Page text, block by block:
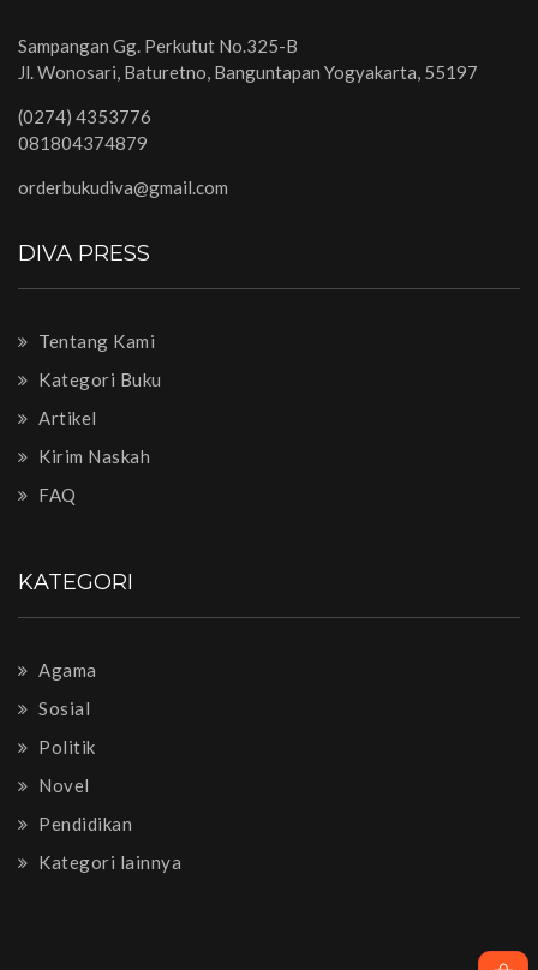
Sampangan Gg. Perkutut No.325-B
Jl. Wonosari, Baturetno, Banguntapan Yogyakarta, 55197
(0274) 4353776
081804374879
orderbukudiva@gmail.com
DIVA PRESS
Tentang Kami
Kategori Buku
Artikel
Kirim Naskah
FAQ
KATEGORI
Agama
Sosial
Politik
Novel
Pendidikan
Kategori lainnya